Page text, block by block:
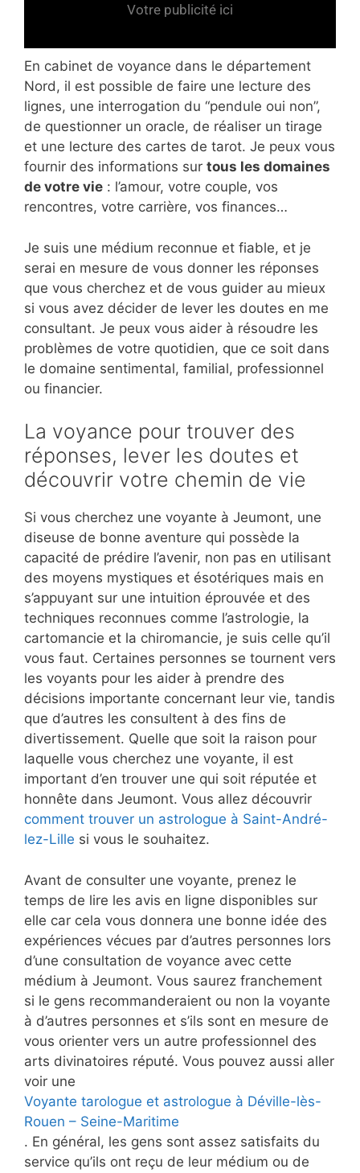
Votre publicité ici
En cabinet de voyance dans le département
Nord, il est possible de faire une lecture des
lignes, une interrogation du “pendule oui non”,
de questionner un oracle, de réaliser un tirage
et une lecture des cartes de tarot. Je peux vous
fournir des informations sur tous les domaines
de votre vie : l’amour, votre couple, vos
rencontres, votre carrière, vos finances…
Je suis une médium reconnue et fiable, et je
serai en mesure de vous donner les réponses
que vous cherchez et de vous guider au mieux
si vous avez décider de lever les doutes en me
consultant. Je peux vous aider à résoudre les
problèmes de votre quotidien, que ce soit dans
le domaine sentimental, familial, professionnel
ou financier.
La voyance pour trouver des
réponses, lever les doutes et
découvrir votre chemin de vie
Si vous cherchez une voyante à Jeumont, une
diseuse de bonne aventure qui possède la
capacité de prédire l’avenir, non pas en utilisant
des moyens mystiques et ésotériques mais en
s’appuyant sur une intuition éprouvée et des
techniques reconnues comme l’astrologie, la
cartomancie et la chiromancie, je suis celle qu’il
vous faut. Certaines personnes se tournent vers
les voyants pour les aider à prendre des
décisions importante concernant leur vie, tandis
que d’autres les consultent à des fins de
divertissement. Quelle que soit la raison pour
laquelle vous cherchez une voyante, il est
important d’en trouver une qui soit réputée et
honnête dans Jeumont. Vous allez découvrir
comment trouver un astrologue à Saint-André-
lez-Lille si vous le souhaitez.
Avant de consulter une voyante, prenez le
temps de lire les avis en ligne disponibles sur
elle car cela vous donnera une bonne idée des
expériences vécues par d’autres personnes lors
d’une consultation de voyance avec cette
médium à Jeumont. Vous saurez franchement
si le gens recommanderaient ou non la voyante
à d’autres personnes et s’ils sont en mesure de
vous orienter vers un autre professionnel des
arts divinatoires réputé. Vous pouvez aussi aller
voir une
Voyante tarologue et astrologue à Déville-lès-
Rouen – Seine-Maritime
. En général, les gens sont assez satisfaits du
service qu’ils ont reçu de leur médium ou de